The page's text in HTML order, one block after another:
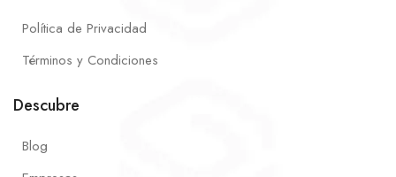
Política de Privacidad
Términos y Condiciones
Descubre
Blog